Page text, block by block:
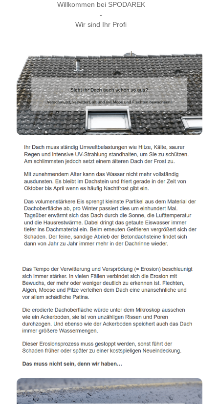
Willkommen bei SPODAREK
-
Wir sind Ihr Profi